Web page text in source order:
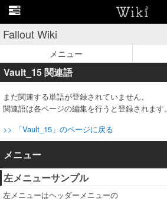
Fallout Wiki
メニュー
Vault_15 関連語
まだ関連する単語が登録されていません。
関連語は各ページの編集を行うと登録されます。
>> 「Vault_15」のページに戻る
メニュー
左メニューサンプル
左メニューはヘッダーメニューの